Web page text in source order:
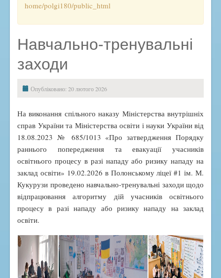
Електронний журнал
ЗНО
Наукова діяльність
Виховна робота
Антибулінгова політика
Спортивно-масовий проєкт "Пліч-о-Пліч"
Бібліотека
Наші досягнення
Переможці олімпіад
Медалісти
Соціалізація
home/polgi180/public_html
Навчально-тренувальні
заходи
Опубліковано: 20 лютого 2026
На виконання спільного наказу Міністерства внутрішніх
справ України та Міністерства освіти і науки України від
18.08.2023 № 685/1013 «Про затвердження Порядку
раннього попередження та евакуації учасників
освітнього процесу в разі нападу або ризику нападу на
заклад освіти» 19.02.2026 в Полонському ліцеї #1 ім. М.
Кукурузи проведено навчально-тренувальні заходи щодо
відпрацювання алгоритму дій учасників освітнього
процесу в разі нападу або ризику нападу на заклад
освіти.